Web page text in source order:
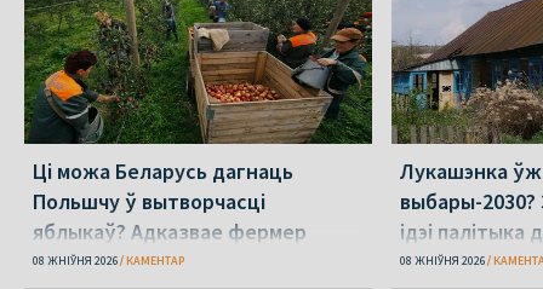
Ці можа Беларусь дагнаць
Польшчу ў вытворчасці
яблыкаў? Адказвае фермер
08 ЖНІЎНЯ 2026 КАМЕНТАР
Лукашэнка
выбары-
ідэі палітыка
08 ЖНІЎНЯ 2026